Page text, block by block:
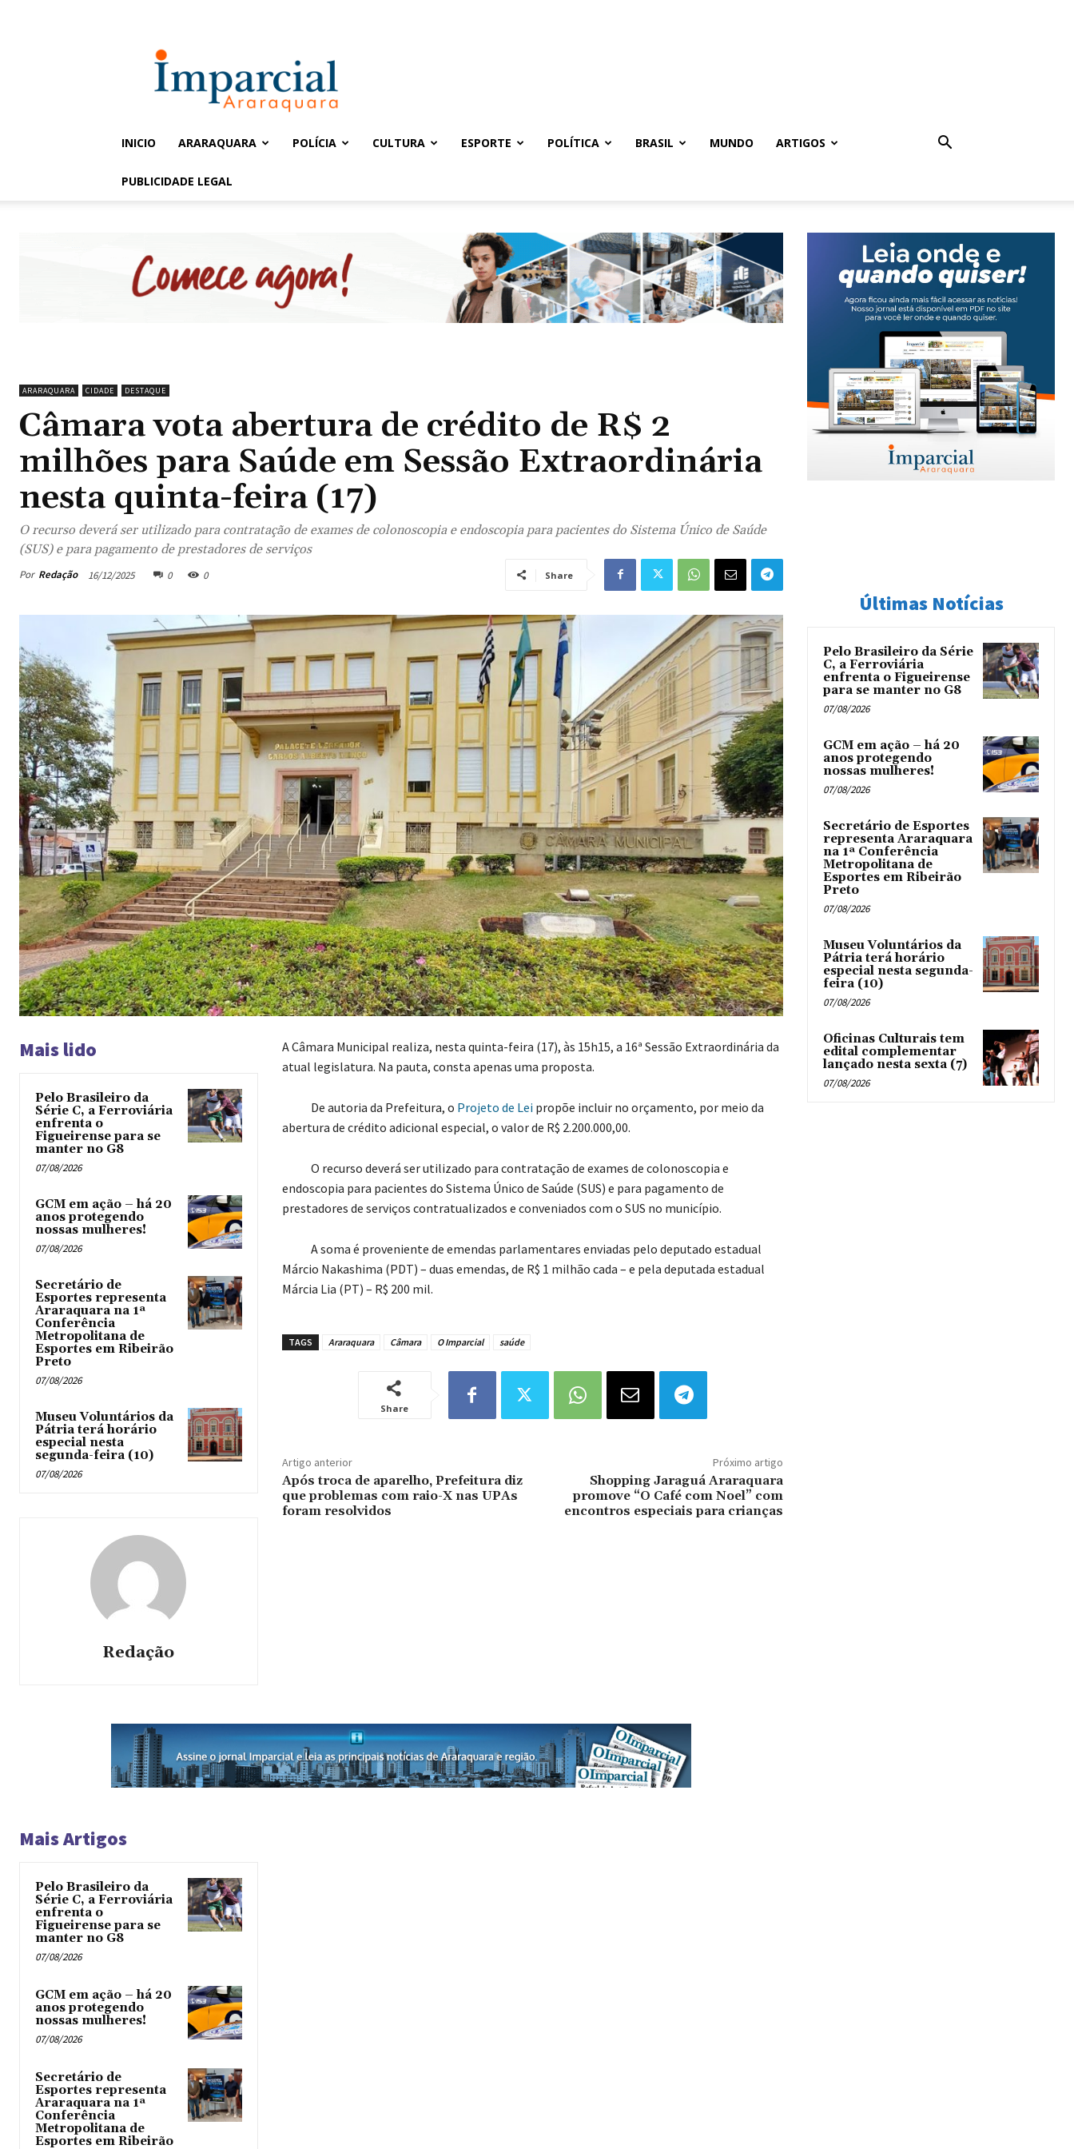
Imparcial
INICIO ARARAQUARA POLÍCIA CULTURA ESPORTE POLÍTICA BRASIL MUNDO ARTIGOS
PUBLICIDADE LEGAL
ARARAQUARA CIDADE DESTAQUE
Câmara vota abertura de crédito de R$ 2
milhões para Saúde em Sessão Extraordinária
nesta quinta-feira (17)
O recurso deverá ser utilizado para contratação de exames de colonoscopia e endoscopia para pacientes do Sistema Único de Saúde
(SUS) e para pagamento de prestadores de serviços
Por Redação 16/12/2025 0 0 Share
Mais lido
Pelo Brasileiro da
Série C, a Ferroviária
enfrenta o
Figueirense para se
manter no G8
07/08/2026
GCM em ação – há 20
anos protegendo
nossas mulheres!
07/08/2026
Secretário de
Esportes representa
Araraquara na 1ª
Conferência
Metropolitana de
Esportes em Ribeirão
Preto
07/08/2026
Museu Voluntários da
Pátria terá horário
especial nesta
segunda-feira (10)
07/08/2026
Redação
A Câmara Municipal realiza, nesta quinta-feira (17), às 15h15, a 16ª Sessão Extraordinária da
atual legislatura. Na pauta, consta apenas uma proposta.
De autoria da Prefeitura, o Projeto de Lei propõe incluir no orçamento, por meio da
abertura de crédito adicional especial, o valor de R$ 2.200.000,00.
O recurso deverá ser utilizado para contratação de exames de colonoscopia e
endoscopia para pacientes do Sistema Único de Saúde (SUS) e para pagamento de
prestadores de serviços contratualizados e conveniados com o SUS no município.
A soma é proveniente de emendas parlamentares enviadas pelo deputado estadual
Márcio Nakashima (PDT) – duas emendas, de R$ 1 milhão cada – e pela deputada estadual
Márcia Lia (PT) – R$ 200 mil.
TAGS Araraquara Câmara O Imparcial saúde
Share
Artigo anterior
Após troca de aparelho, Prefeitura diz
que problemas com raio-X nas UPAs
foram resolvidos
Próximo artigo
Shopping Jaraguá Araraquara
promove “O Café com Noel” com
encontros especiais para crianças
Mais Artigos
Pelo Brasileiro da
Série C, a Ferroviária
enfrenta o
Figueirense para se
manter no G8
07/08/2026
GCM em ação – há 20
anos protegendo
nossas mulheres!
07/08/2026
Secretário de
Esportes representa
Araraquara na 1ª
Conferência
Metropolitana de
Esportes em Ribeirão
Últimas Notícias
Pelo Brasileiro da Série
C, a Ferroviária
enfrenta o Figueirense
para se manter no G8
07/08/2026
GCM em ação – há 20
anos protegendo
nossas mulheres!
07/08/2026
Secretário de Esportes
representa Araraquara
na 1ª Conferência
Metropolitana de
Esportes em Ribeirão
Preto
07/08/2026
Museu Voluntários da
Pátria terá horário
especial nesta segunda-
feira (10)
07/08/2026
Oficinas Culturais tem
edital complementar
lançado nesta sexta (7)
07/08/2026